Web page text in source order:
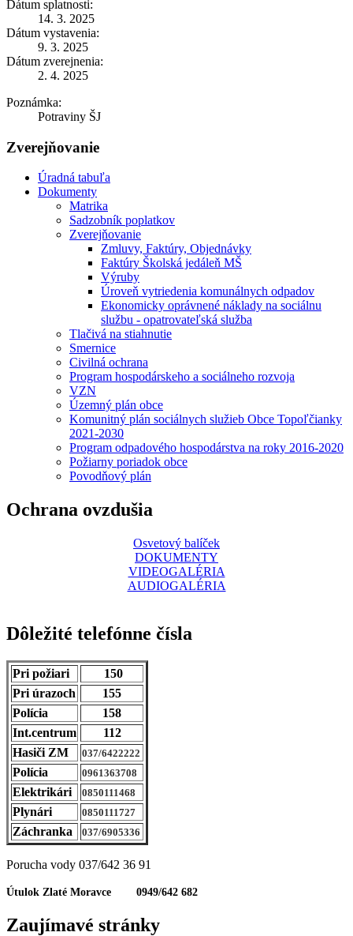
Dátum splatnosti:
14. 3. 2025
Dátum vystavenia:
9. 3. 2025
Dátum zverejnenia:
2. 4. 2025
Poznámka:
Potraviny ŠJ
Zverejňovanie
Úradná tabuľa
Dokumenty
Matrika
Sadzobník poplatkov
Zverejňovanie
Zmluvy, Faktúry, Objednávky
Faktúry Školská jedáleň MŠ
Výruby
Úroveň vytriedenia komunálnych odpadov
Ekonomicky oprávnené náklady na sociálnu
službu - opatrovateľská služba
Tlačivá na stiahnutie
Smernice
Civilná ochrana
Program hospodárskeho a sociálneho rozvoja
VZN
Územný plán obce
Komunitný plán sociálnych služieb Obce Topoľčianky
2021-2030
Program odpadového hospodárstva na roky 2016-2020
Požiarny poriadok obce
Povodňový plán
Ochrana ovzdušia
Osvetový balíček
DOKUMENTY
VIDEOGALÉRIA
AUDIOGALÉRIA
Dôležité telefónne čísla
Pri požiari
150
Pri úrazoch
155
Polícia
158
Int.centrum
112
Hasiči ZM
037/6422222
Polícia 0961363708
Elektrikári 0850111468
Plynári 0850111727
Záchranka 037/6905336
Porucha vody 037/642 36 91
Útulok Zlaté Moravce 0949/642 682
Zaujímavé stránky